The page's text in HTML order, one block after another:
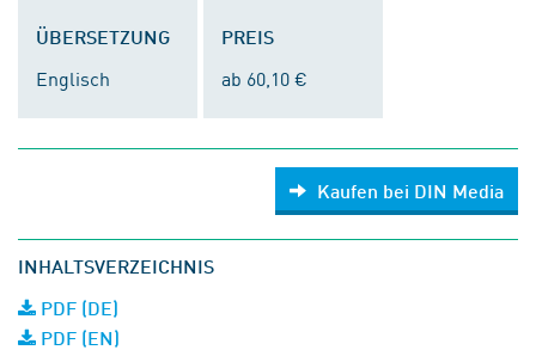
ÜBERSETZUNG
Englisch
PREIS
ab 60,10 €
Kaufen bei DIN Media
INHALTSVERZEICHNIS
PDF (DE)
PDF (EN)